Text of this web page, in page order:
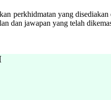
perkhidmatan yang
dan jawapan yang telah